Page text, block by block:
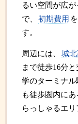
るい空間が広
で、
初期費用
す。
周辺には、 城
まで徒歩16分
学のターミナ
も徒歩圏内に
らっしゃるエリ